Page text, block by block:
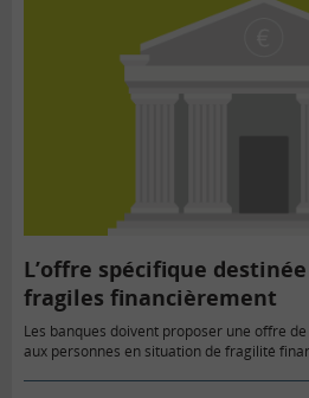
L’offre spécifique
fragiles financièrement
Les banques doivent proposer une offre
aux personnes en situation de fragilité